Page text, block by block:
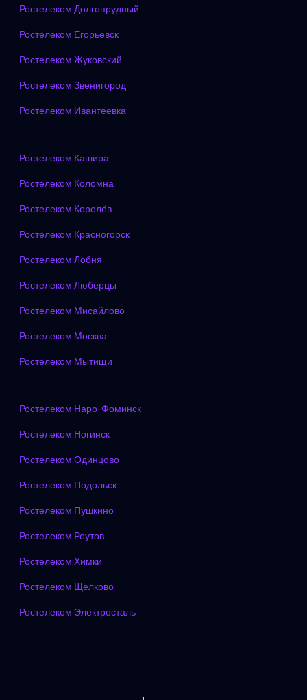
Ростелеком Долгопрудный
Ростелеком Егорьевск
Ростелеком Жуковский
Ростелеком Звенигород
Ростелеком Ивантеевка
Ростелеком Кашира
Ростелеком Коломна
Ростелеком Королёв
Ростелеком Красногорск
Ростелеком Лобня
Ростелеком Люберцы
Ростелеком Мисайлово
Ростелеком Москва
Ростелеком Мытищи
Ростелеком Наро-Фоминск
Ростелеком Ногинск
Ростелеком Одинцово
Ростелеком Подольск
Ростелеком Пушкино
Ростелеком Реутов
Ростелеком Химки
Ростелеком Щелково
Ростелеком Электросталь